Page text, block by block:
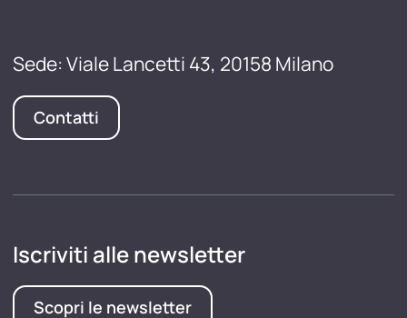
Sede: Viale Lancetti 43, 20158 Milano
Contatti
Iscriviti alle newsletter
Scopri le newsletter